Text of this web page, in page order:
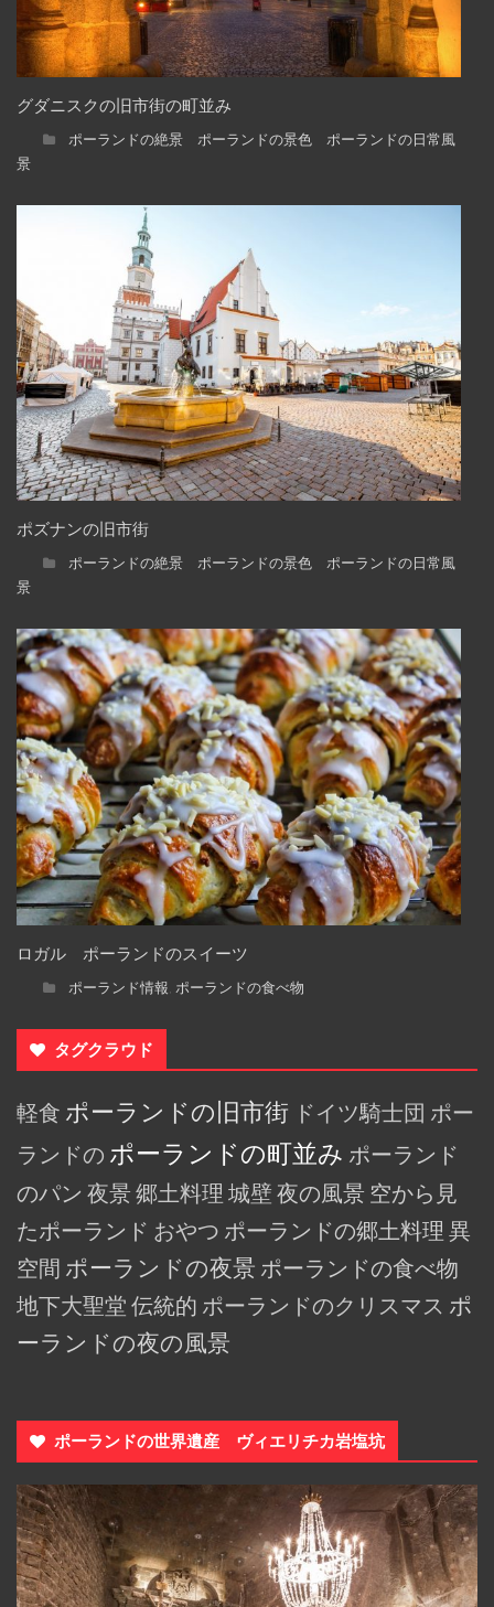
グダニスクの旧市街の町並み
ポーランドの絶景 ポーランドの景色 ポーランドの日常風
景
ポズナンの旧市街
ポーランドの絶景 ポーランドの景色 ポーランドの日常風
景
ロガル ポーランドのスイーツ
ポーランド情報, ポーランドの食べ物
タグクラウド
軽食 ポーランドの旧市街 ドイツ騎士団 ポー
ランドの ポーランドの町並み ポーランド
のパン 夜景 郷土料理 城壁 夜の風景 空から見
たポーランド おやつ ポーランドの郷土料理 異
空間 ポーランドの夜景 ポーランドの食べ物
地下大聖堂 伝統的 ポーランドのクリスマス ポ
ーランドの夜の風景
ポーランドの世界遺産 ヴィエリチカ岩塩坑